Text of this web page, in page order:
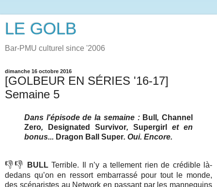
LE GOLB
Bar-PMU culturel since '2006
dimanche 16 octobre 2016
[GOLBEUR EN SÉRIES '16-17]
Semaine 5
Dans l'épisode de la semaine : Bull,Channel
Zero, Designated Survivor, Supergirl et en
bonus... Dragon Ball Super. Oui. Encore.
👎👎 BULLTerrible. Il n’y a tellement rien de crédible là-
dedans qu’on en ressort embarrassé pour tout le monde,
des scénaristes au Network en passant par les mannequins